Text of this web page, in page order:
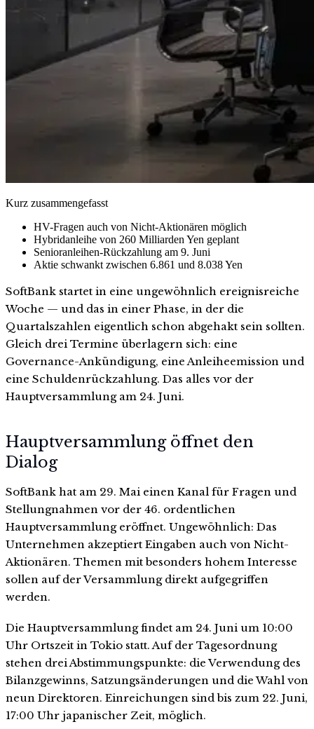
Kurz zusammengefasst
HV-Fragen auch von Nicht-Aktionären möglich
Hybridanleihe von 260 Milliarden Yen geplant
Senioranleihen-Rückzahlung am 9. Juni
Aktie schwankt zwischen 6.861 und 8.038 Yen
SoftBank startet in eine ungewöhnlich ereignisreiche
Woche — und das in einer Phase, in der die
Quartalszahlen eigentlich schon abgehakt sein sollten.
Gleich drei Termine überlagern sich: eine
Governance-Ankündigung, eine Anleiheemission und
eine Schuldenrückzahlung. Das alles vor der
Hauptversammlung am 24. Juni.
Hauptversammlung öffnet den
Dialog
SoftBank hat am 29. Mai einen Kanal für Fragen und
Stellungnahmen vor der 46. ordentlichen
Hauptversammlung eröffnet. Ungewöhnlich: Das
Unternehmen akzeptiert Eingaben auch von Nicht-
Aktionären. Themen mit besonders hohem Interesse
sollen auf der Versammlung direkt aufgegriffen
werden.
Die Hauptversammlung findet am 24. Juni um 10:00
Uhr Ortszeit in Tokio statt. Auf der Tagesordnung
stehen drei Abstimmungspunkte: die Verwendung des
Bilanzgewinns, Satzungsänderungen und die Wahl von
neun Direktoren. Einreichungen sind bis zum 22. Juni,
17:00 Uhr japanischer Zeit, möglich.